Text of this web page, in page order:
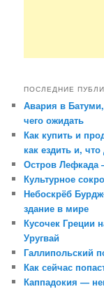
ПОСЛЕДНИЕ
Авария в
чего ожидать
Как купить и
как ездить и,
Остров Лефкада
Культурное
Небоскрёб
здание в мире
Кусочек Греции
Уругвай
Галлипольский
Как сейчас
Каппадокия —